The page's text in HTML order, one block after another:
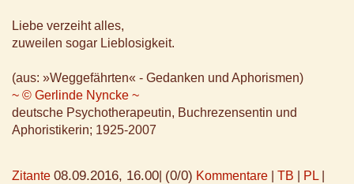
Liebe verzeiht alles,
zuweilen sogar Lieblosigkeit.
(aus: »Weggefährten« - Gedanken und Aphorismen)
~ © Gerlinde Nyncke ~
deutsche Psychotherapeutin, Buchrezensentin und
Aphoristikerin; 1925-2007
Zitante 08.09.2016, 16.00 (0/0) Kommentare TB PL